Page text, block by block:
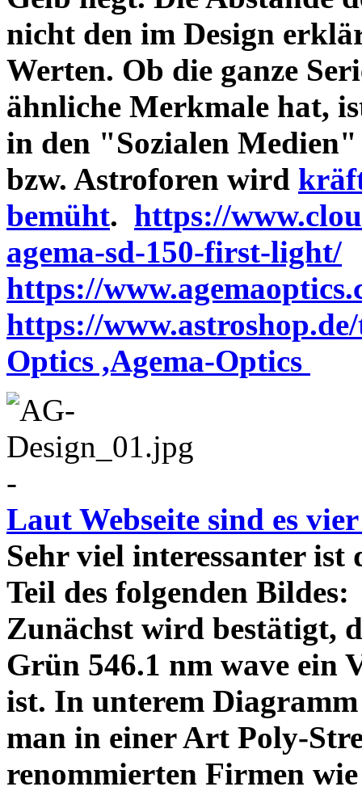
nicht den im Design
Werten. Ob die ganze
ähnliche Merkmale hat,
in den "Sozialen Medien"
bzw. Astroforen wird
bemüht. https://
agema-sd-150-first-light/
https://
https://
Optics ,Agema-Optics
-
Laut Webseite sind es
Sehr viel interessanter
Teil des folgenden
Zunächst wird bestätigt,
Grün 546.1 nm wave ein
ist. In unterem
man in einer Art Poly-
renommierten Firmen